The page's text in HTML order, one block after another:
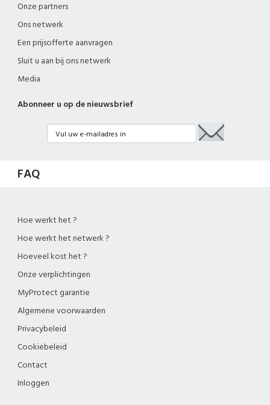
Onze partners
Ons netwerk
Een prijsofferte aanvragen
Sluit u aan bij ons netwerk
Media
Abonneer u op de nieuwsbrief
FAQ
Hoe werkt het ?
Hoe werkt het netwerk ?
Hoeveel kost het ?
Onze verplichtingen
MyProtect garantie
Algemene voorwaarden
Privacybeleid
Cookiebeleid
Contact
Inloggen